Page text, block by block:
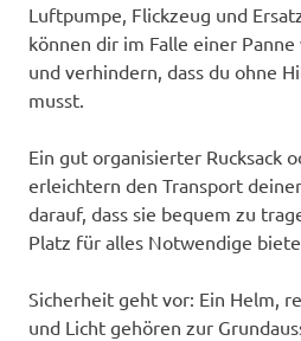
Luftpumpe, Flickzeug und
können dir im Falle einer
und verhindern, dass du ohne
musst.
Ein gut organisierter Rucksack
erleichtern den Transport
darauf, dass sie bequem zu
Platz für alles Notwendige
Sicherheit geht vor: Ein Helm,
und Licht gehören zur